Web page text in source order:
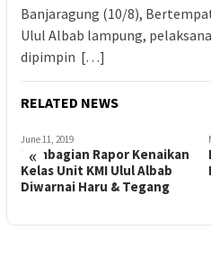
Banjaragung (10/8),
Ulul Albab lampung,
dipimpin […]
RELATED NEWS
«
June 11, 2019
Pembagian Rapor Kenaikan
Kelas Unit KMI Ulul Albab
Diwarnai Haru & Tegang